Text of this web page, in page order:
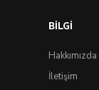
BİLGİ
Hakkımızda
İletişim